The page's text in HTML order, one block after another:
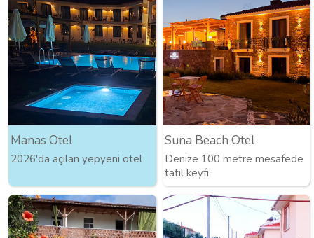
Manas Otel
2026'da açılan yepyeni otel
Suna Beach Otel
Denize 100 metre mesafede
tatil keyfi